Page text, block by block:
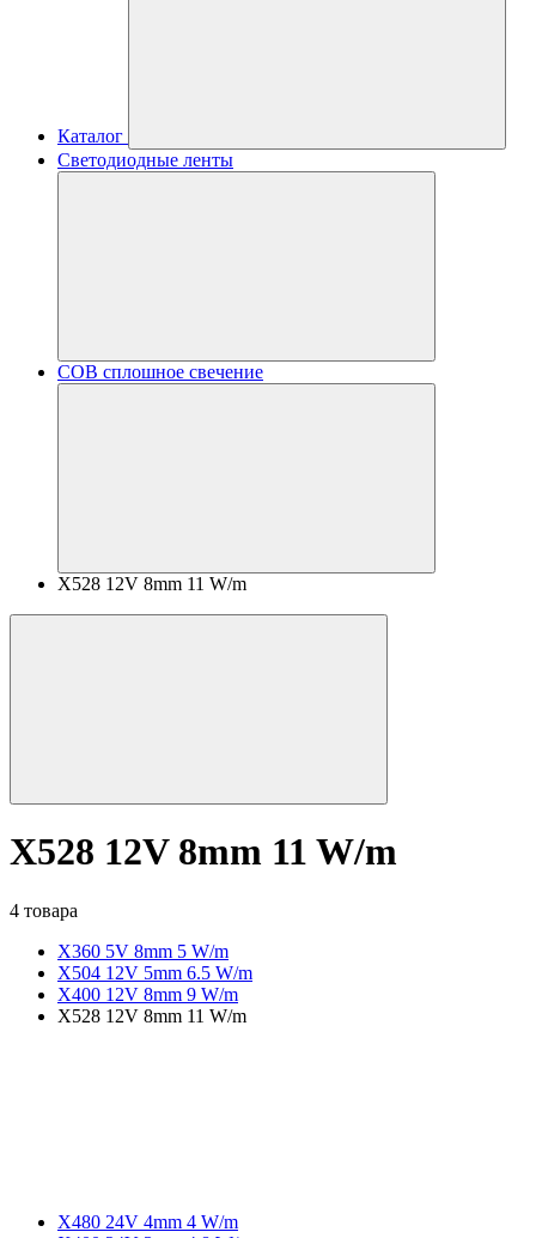
Каталог
Светодиодные ленты
COB сплошное свечение
X528 12V 8mm 11 W/m
X528 12V 8mm 11 W/m
4 товара
X360 5V 8mm 5 W/m
X504 12V 5mm 6.5 W/m
X400 12V 8mm 9 W/m
X528 12V 8mm 11 W/m
X480 24V 4mm 4 W/m